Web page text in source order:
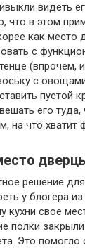
видеть
что в этом
как место
с
(впрочем,
с
пустой
его
на что хватит
решение
у блогера
кухни свое
полки
Это